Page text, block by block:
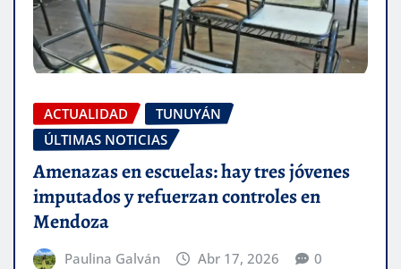
ACTUALIDAD
TUNUYÁN
ÚLTIMAS NOTICIAS
Amenazas en escuelas: hay tres jóvenes
imputados y refuerzan controles en
Mendoza
Paulina Galván Abr 17, 2026 0